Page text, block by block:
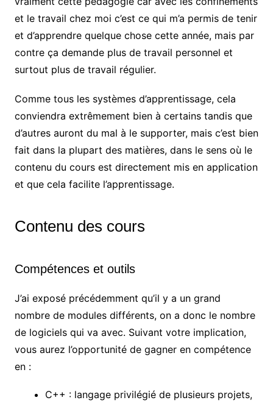
et le travail chez moi c’est ce qui m’a permis de tenir
et d’apprendre quelque chose cette année, mais par
contre ça demande plus de travail personnel et
surtout plus de travail régulier.
Comme tous les systèmes d’apprentissage, cela
conviendra extrêmement bien à certains tandis que
d’autres auront du mal à le supporter, mais c’est bien
fait dans la plupart des matières, dans le sens où le
contenu du cours est directement mis en application
et que cela facilite l’apprentissage.
Contenu des cours
Compétences et outils
J’ai exposé précédemment qu’il y a un grand
nombre de modules différents, on a donc le nombre
de logiciels qui va avec. Suivant votre implication,
vous aurez l’opportunité de gagner en compétence
en :
C++ : langage privilégié de plusieurs projets,